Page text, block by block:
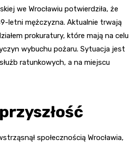
we Wrocławiu potwierdziła, że
letni mężczyzna. Aktualnie trwają
prokuratury, które mają na celu
wybuchu pożaru. Sytuacja jest
ratunkowych, a na miejscu
społecznością Wrocławia,